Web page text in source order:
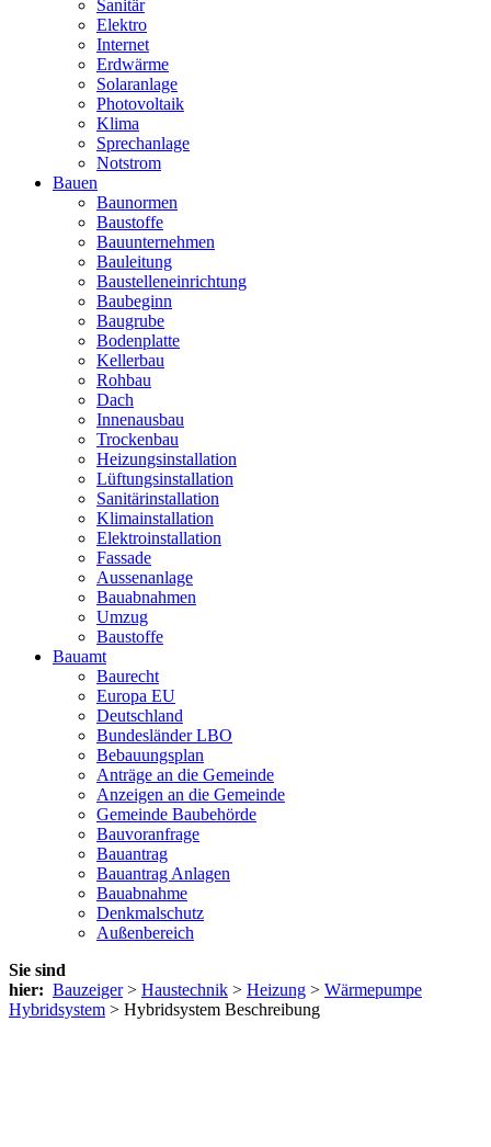
Sanitär
Elektro
Internet
Erdwärme
Solaranlage
Photovoltaik
Klima
Sprechanlage
Notstrom
Bauen
Baunormen
Baustoffe
Bauunternehmen
Bauleitung
Baustelleneinrichtung
Baubeginn
Baugrube
Bodenplatte
Kellerbau
Rohbau
Dach
Innenausbau
Trockenbau
Heizungsinstallation
Lüftungsinstallation
Sanitärinstallation
Klimainstallation
Elektroinstallation
Fassade
Aussenanlage
Bauabnahmen
Umzug
Baustoffe
Bauamt
Baurecht
Europa EU
Deutschland
Bundesländer LBO
Bebauungsplan
Anträge an die Gemeinde
Anzeigen an die Gemeinde
Gemeinde Baubehörde
Bauvoranfrage
Bauantrag
Bauantrag Anlagen
Bauabnahme
Denkmalschutz
Außenbereich
Sie sind
hier: Bauzeiger> Haustechnik > Heizung > Wärmepumpe
Hybridsystem > Hybridsystem Beschreibung